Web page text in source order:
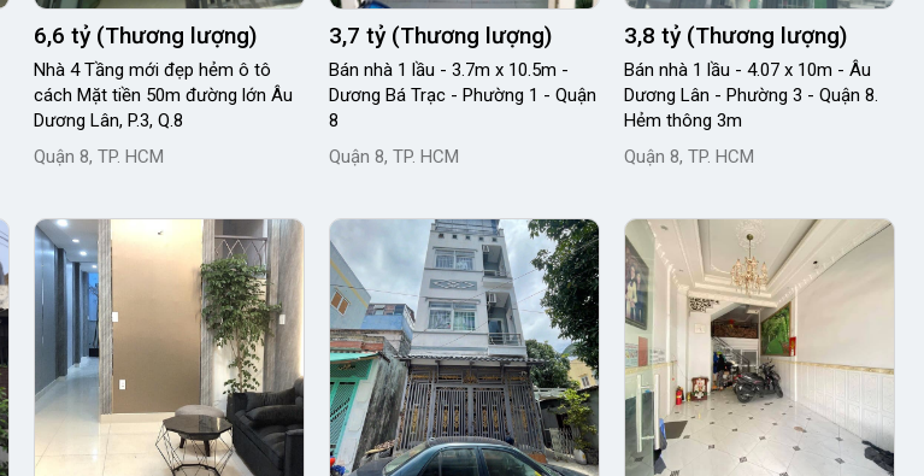
6,6 tỷ (Thương lượng)
Nhà 4 Tầng mới đẹp hẻm ô tô
cách Mặt tiền 50m đường lớn Âu
Dương Lân, P.3, Q.8
Quận 8, TP. HCM
3,7 tỷ (Thương lượng)
Bán nhà 1 lầu - 3.7m x 10.5m -
Dương Bá Trạc - Phường 1 - Quận
8
Quận 8, TP. HCM
3,8 tỷ (Thương lượng)
Bán nhà 1 lầu - 4.07 x 10m - Âu
Dương Lân - Phường 3 - Quận 8.
Hẻm thông 3m
Quận 8, TP. HCM